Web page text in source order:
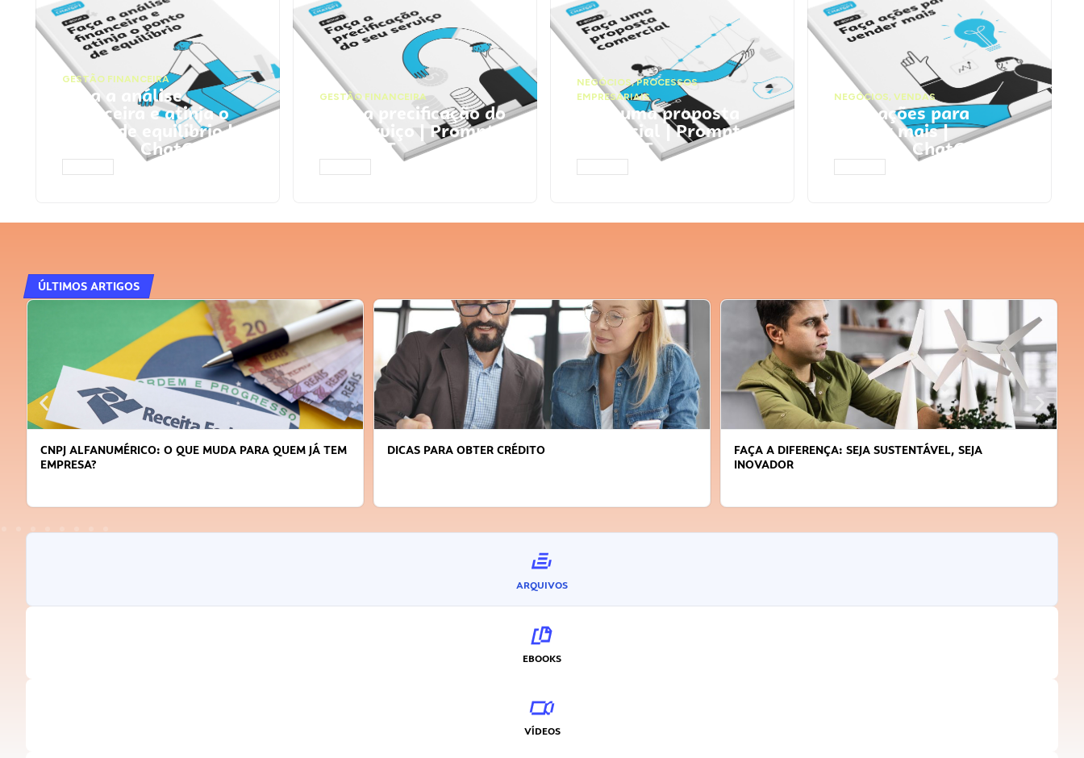
GESTÃO FINANCEIRA
Faça a análise
financeira e atinja o
ponto de equilíbrio |
Prompts ChatGPT
GESTÃO FINANCEIRA
Faça a precificação do
seu serviço | Prompts
ChatGPT
NEGÓCIOS,PROCESSOS
EMPRESARIAIS
Faça uma proposta
comercial | Prompts
ChatGPT
NEGÓCIOS, VENDAS
Faça ações para
vender mais |
Prompts ChatGPT
ÚLTIMOS ARTIGOS
CNPJ ALFANUMÉRICO: O QUE MUDA PARA QUEM JÁ TEM
EMPRESA?
DICAS PARA OBTER CRÉDITO
FAÇA A DIFERENÇA: SEJA SUSTENTÁVEL, SEJA
INOVADOR
ARQUIVOS
EBOOKS
VÍDEOS